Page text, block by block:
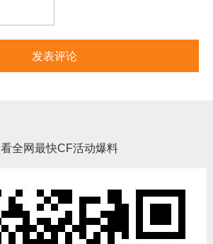
看全网最快CF活动爆料